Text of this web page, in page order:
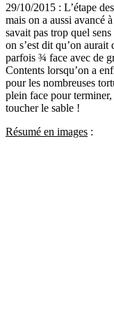
29/10/2015 : L’étape
mais on a aussi avancé
savait pas trop quel
on s’est dit qu’on
parfois ¾ face avec de
Contents lorsqu’on a
pour les nombreuses
plein face pour
toucher le sable !
Résumé en images :